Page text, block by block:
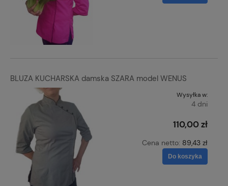
BLUZA KUCHARSKA damska SZARA model WENUS
Wysyłka w:
4 dni
110,00 zł
Cena netto: 89,43 zł
Do koszyka